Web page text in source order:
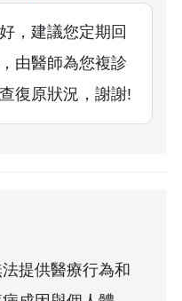
，建議您定期回
由醫師為您複診
復原狀況，謝謝!
提供醫療行為和